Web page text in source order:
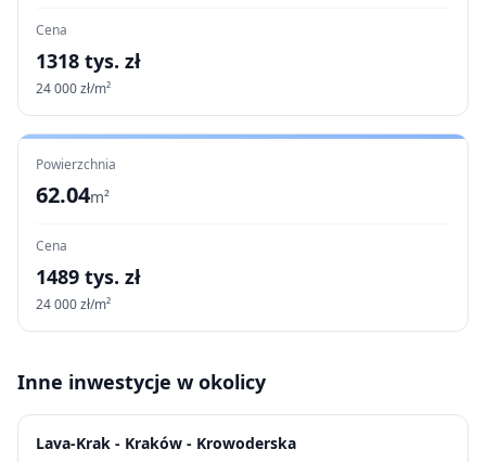
Cena
1318 tys. zł
24 000zł/m²
Powierzchnia
62.04m²
Cena
1489 tys. zł
24 000zł/m²
Inne inwestycje w okolicy
Lava-Krak - Kraków - Krowoderska